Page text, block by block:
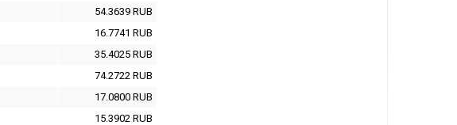
54.3639 RUB
16.7741 RUB
35.4025 RUB
74.2722 RUB
17.0800 RUB
15.3902 RUB